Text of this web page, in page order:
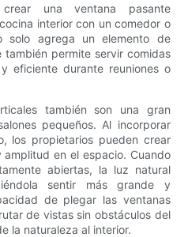
una ventana pasante
interior con un comedor o
solo agrega un elemento de
permite servir comidas
eficiente durante reuniones o
también son una gran
pequeños. Al incorporar
los propietarios pueden crear
en el espacio. Cuando
abiertas, la luz natural
sentir más grande y
de plegar las ventanas
de vistas sin obstáculos del
la naturaleza al interior.